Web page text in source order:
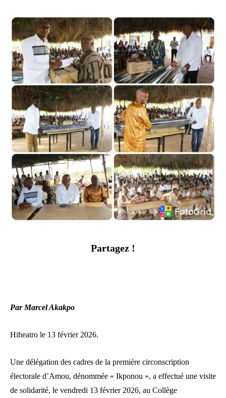
Partagez !
Par Marcel Akakpo
Hiheatro le 13 février 2026.
Une délégation des cadres de la première circonscription
électorale d’Amou, dénommée « Ikponou », a effectué une visite
de solidarité, le vendredi 13 février 2026, au Collège